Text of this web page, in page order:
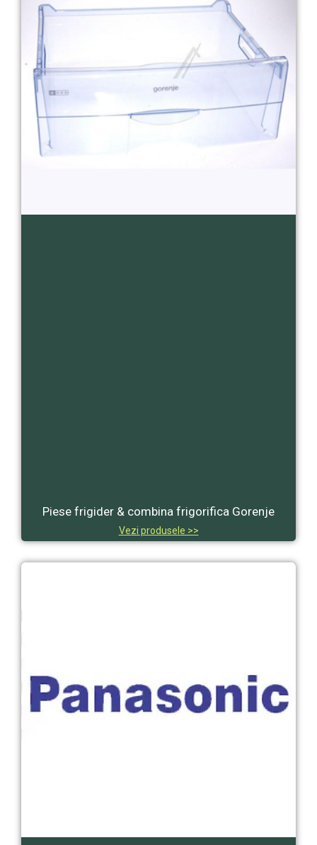
Piese frigider & combina frigorifica Gorenje
Vezi produsele >>